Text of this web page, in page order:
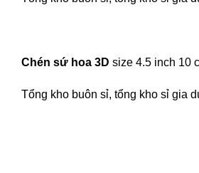
Chén sứ hoa 3D size 4.5 inch 10
Tổng kho buôn sỉ, tổng kho sỉ gia